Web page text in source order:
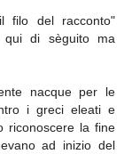
filo del racconto"
qui di sèguito ma
nacque per le
i greci eleati e
riconoscere la fine
ad inizio del